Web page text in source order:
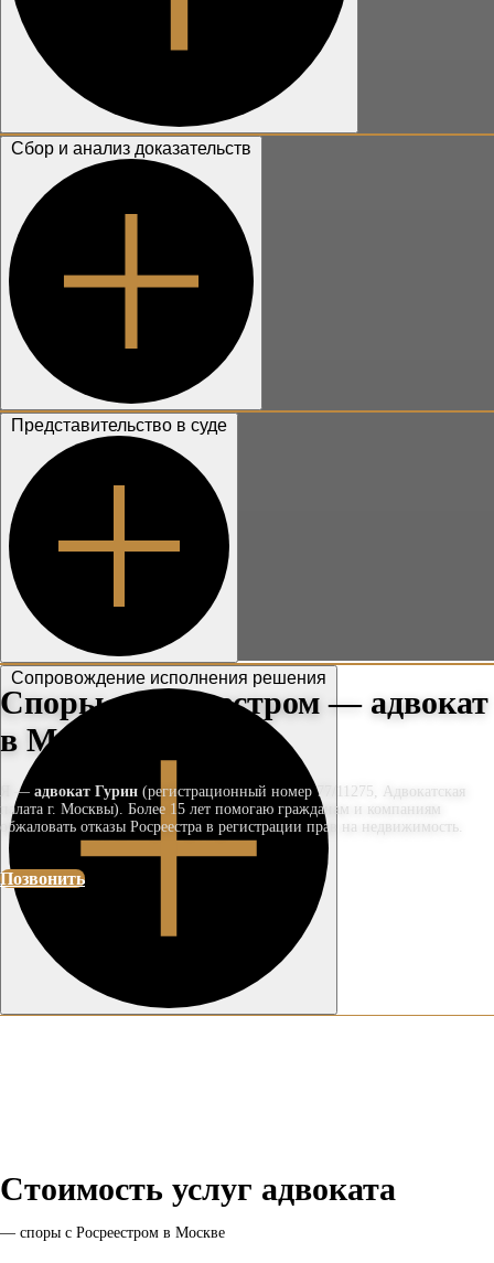
Споры с Росреестром — адвокат
в Москве
Я — адвокат Гурин (регистрационный номер 77/11275, Адвокатская
палата г. Москвы). Более 15 лет помогаю гражданам и компаниям
обжаловать отказы Росреестра в регистрации прав на недвижимость.
Позвонить
Сбор и анализ доказательств
Представительство в суде
Сопровождение исполнения решения
Стоимость услуг адвоката
— споры с Росреестром в Москве